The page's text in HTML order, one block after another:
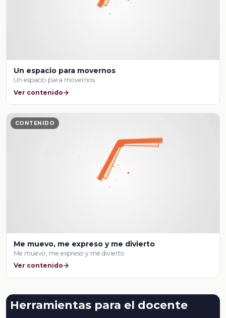
Un espacio para movernos
Un espacio para movernos
Ver contenido
CONTENIDO
Me muevo, me expreso y me divierto
Me muevo, me expreso y me divierto
Ver contenido
Herramientas para el docente